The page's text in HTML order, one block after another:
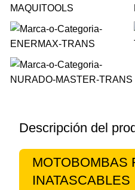
Descripción del
MOTOBOMBAS
INATASCABLES